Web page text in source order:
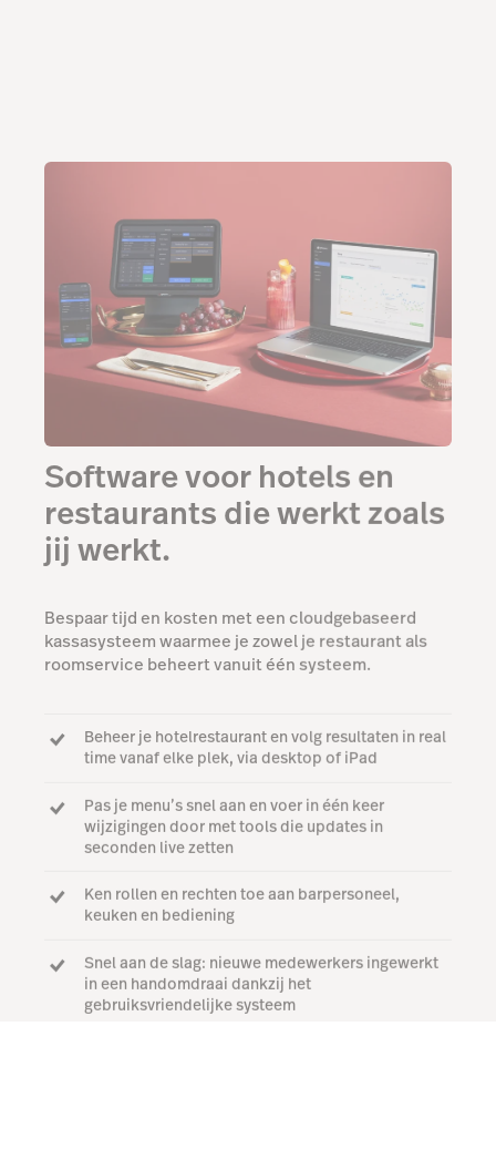
Software voor hotels en
restaurants die werkt zoals
jij werkt.
Bespaar tijd en kosten met een cloudgebaseerd
kassasysteem waarmee je zowel je restaurant als
roomservice beheert vanuit één systeem.
Beheer je hotelrestaurant en volg resultaten in real
time vanaf elke plek, via desktop of iPad
Pas je menu’s snel aan en voer in één keer
wijzigingen door met tools die updates in
seconden live zetten
Ken rollen en rechten toe aan barpersoneel,
keuken en bediening
Snel aan de slag: nieuwe medewerkers ingewerkt
in een handomdraai dankzij het
gebruiksvriendelijke systeem